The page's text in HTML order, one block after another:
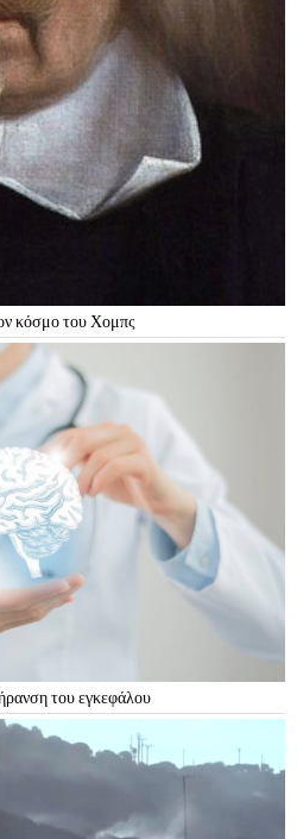
κόσμο του Χομπς
του εγκεφάλου